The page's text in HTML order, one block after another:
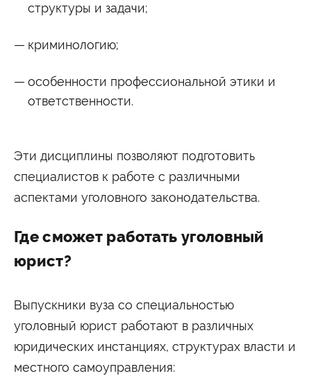
структуры и задачи;
криминологию;
особенности профессиональной этики и
ответственности.
Эти дисциплины позволяют подготовить
специалистов к работе с различными
аспектами уголовного законодательства.
Где сможет работать уголовный
юрист?
Выпускники вуза со специальностью
уголовный юрист работают в различных
юридических инстанциях, структурах власти и
местного самоуправления: